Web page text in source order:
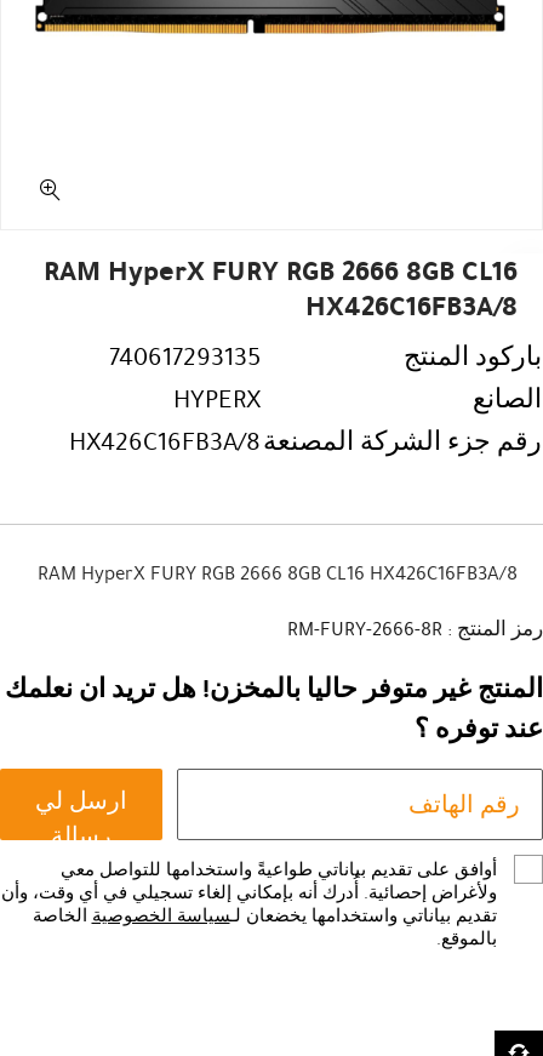
RAM HyperX FURY RGB 2666 8GB CL16
HX426C16FB3A/8
باركود المنتج
740617293135
الصانع
HYPERX
رقم جزء الشركة المصنعةHX426C16FB3A/8
RAM HyperX FURY RGB 2666 8GB CL16 HX426C16FB3A/8
رمز المنتج : RM-FURY-2666-8R
المنتج غير متوفر حاليا بالمخزن! هل تريد ان نعلمك
عند توفره ؟
ارسل لي
رسالة
أوافق على تقديم بياناتي طواعيةً واستخدامها للتواصل معي
ولأغراض إحصائية. أُدرك أنه بإمكاني إلغاء تسجيلي في أي وقت، وأن
تقديم بياناتي واستخدامها يخضعان لـسياسة الخصوصية الخاصة
بالموقع.